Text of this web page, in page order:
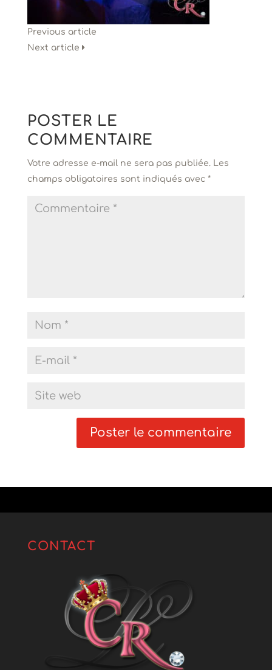
Previous article
Next article
POSTER LE
COMMENTAIRE
Votre adresse e-mail ne sera pas publiée.
Les
champs obligatoires sont indiqués avec *
CONTACT